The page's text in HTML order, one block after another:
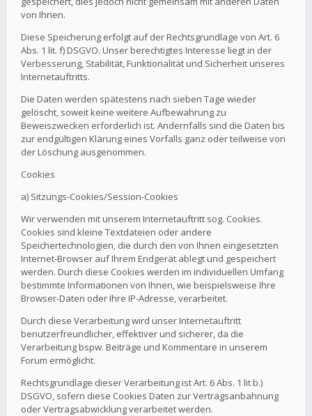
von Ihnen.
Diese Speicherung erfolgt auf der Rechtsgrundlage von Art. 6
Abs. 1 lit. f) DSGVO. Unser berechtigtes Interesse liegt in der
Verbesserung, Stabilität, Funktionalität und Sicherheit unseres
Internetauftritts.
Die Daten werden spätestens nach sieben Tage wieder
gelöscht, soweit keine weitere Aufbewahrung zu
Beweiszwecken erforderlich ist. Andernfalls sind die Daten bis
zur endgültigen Klärung eines Vorfalls ganz oder teilweise von
der Löschung ausgenommen.
Cookies
a) Sitzungs-Cookies/Session-Cookies
Wir verwenden mit unserem Internetauftritt sog. Cookies.
Cookies sind kleine Textdateien oder andere
Speichertechnologien, die durch den von Ihnen eingesetzten
Internet-Browser auf Ihrem Endgerät ablegt und gespeichert
werden. Durch diese Cookies werden im individuellen Umfang
bestimmte Informationen von Ihnen, wie beispielsweise Ihre
Browser-Daten oder Ihre IP-Adresse, verarbeitet.
Durch diese Verarbeitung wird unser Internetauftritt
benutzerfreundlicher, effektiver und sicherer, da die
Verarbeitung bspw. Beiträge und Kommentare in unserem
Forum ermöglicht.
Rechtsgrundlage dieser Verarbeitung ist Art. 6 Abs. 1 lit b.)
DSGVO, sofern diese Cookies Daten zur Vertragsanbahnung
oder Vertragsabwicklung verarbeitet werden.